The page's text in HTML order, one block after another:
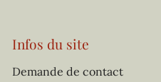
Infos du site
Demande de contact